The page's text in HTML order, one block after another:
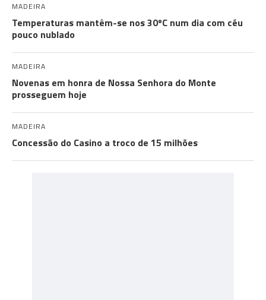
MADEIRA
Temperaturas mantêm-se nos 30ºC num dia com céu
pouco nublado
MADEIRA
Novenas em honra de Nossa Senhora do Monte
prosseguem hoje
MADEIRA
Concessão do Casino a troco de 15 milhões